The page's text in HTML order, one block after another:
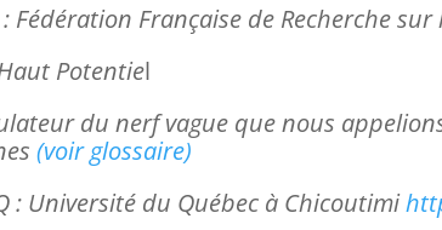
: Fédération Française de Recherche sur
Potentiel
du nerf vague que nous
(voir glossaire)
: Université du Québec à Chicoutimi